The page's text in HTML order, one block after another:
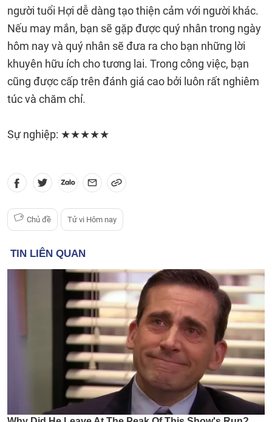
người tuổi Hợi dễ dàng tạo thiện cảm với người khác.
Nếu may mắn, bạn sẽ gặp được quý nhân trong ngày
hôm nay và quý nhân sẽ đưa ra cho bạn những lời
khuyên hữu ích cho tương lai. Trong công việc, bạn
cũng được cấp trên đánh giá cao bởi luôn rất nghiêm
túc và chăm chỉ.
Sự nghiệp: ★★★★★
Chủ đề Tử vi Hôm nay